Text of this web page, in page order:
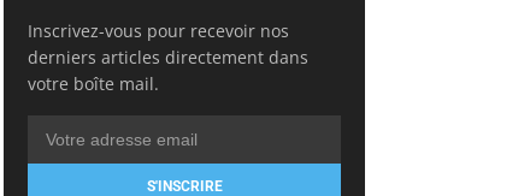
Inscrivez-vous pour recevoir nos
derniers articles directement dans
votre boîte mail.
S'INSCRIRE